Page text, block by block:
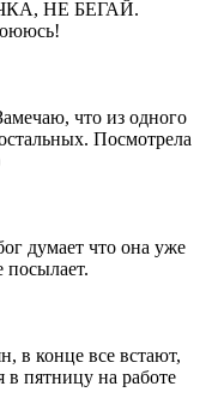
НЕ БЕГАЙ.
что из одного
Посмотрела
думает что она уже
в конце все встают,
пятницу на работе